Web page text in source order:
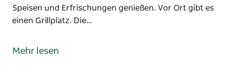
Speisen und Erfrischungen genießen. Vor Ort gibt es
einen Grillplatz. Die…
dieser bemerkenswerten Veranstaltung auf dem
Mehr lesen